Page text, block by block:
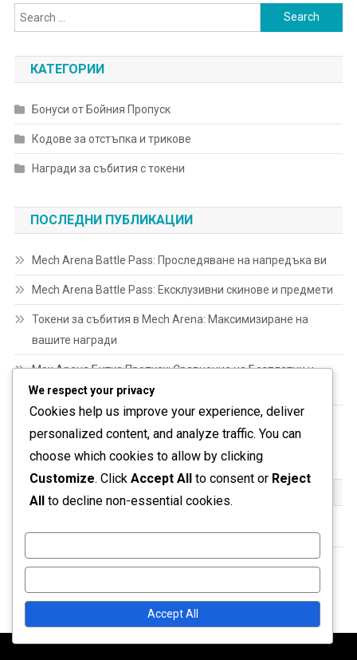
Search
for:
КАТЕГОРИИ
Бонуси от Бойния Пропуск
Кодове за отстъпка и трикове
Награди за събития с токени
ПОСЛЕДНИ ПУБЛИКАЦИИ
Mech Arena Battle Pass: Проследяване на напредъка ви
Mech Arena Battle Pass: Ексклузивни скинове и предмети
Токени за събития в Mech Arena: Максимизиране на
вашите награди
Мех Арена Битка Пропуск: Сравнение на Безплатни и
Премиум Награди
Mech Arena A-Coins: Стратегии за максимизиране на
наградите
March 2026
February 2026
We respect your privacy
Cookies help us improve your experience, deliver
personalized content, and analyze traffic. You can
choose which cookies to allow by clicking
Customize. Click Accept All to consent or Reject
All to decline non-essential cookies.
Accept All